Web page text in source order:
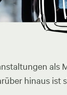
hinaus